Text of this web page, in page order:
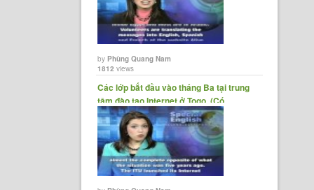
byPhùng Quang Nam
1812 views
Các lớp bắt đầu vào tháng Ba tại trung
tâm đào tạo Internet ở Togo. (Có......